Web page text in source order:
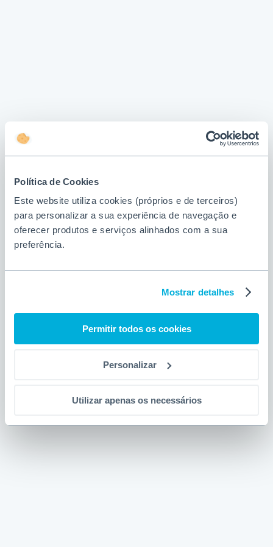
Política de Cookies
Este website utiliza cookies (próprios e de terceiros)
para personalizar a sua experiência de navegação e
oferecer produtos e serviços alinhados com a sua
preferência.
Mostrar detalhes
Permitir todos os cookies
Personalizar
Utilizar apenas os necessários